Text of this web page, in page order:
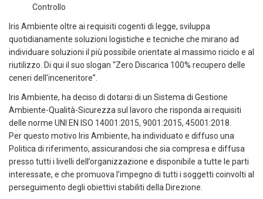
Controllo
Iris Ambiente oltre ai requisiti cogenti di legge, sviluppa
quotidianamente soluzioni logistiche e tecniche che mirano ad
individuare soluzioni il più possibile orientate al massimo riciclo e al
riutilizzo. Di qui il suo slogan “Zero Discarica 100% recupero delle
ceneri dell’inceneritore”.
Iris Ambiente, ha deciso di dotarsi di un Sistema di Gestione
Ambiente-Qualità-Sicurezza sul lavoro che risponda ai requisiti
delle norme UNI EN ISO 14001:2015, 9001:2015, 45001:2018.
Per questo motivo Iris Ambiente, ha individuato e diffuso una
Politica di riferimento, assicurandosi che sia compresa e diffusa
presso tutti i livelli dell’organizzazione e disponibile a tutte le parti
interessate, e che promuova l’impegno di tutti i soggetti coinvolti al
perseguimento degli obiettivi stabiliti della Direzione.